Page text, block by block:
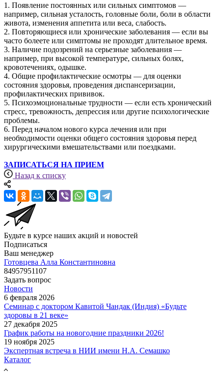
1. Появление постоянных или сильных симптомов —
например, сильная усталость, головные боли, боли в области
живота, изменения аппетита или веса, слабость.
2. Повторяющиеся или хронические заболевания — если вы
часто болеете или симптомы не проходят длительное время.
3. Наличие подозрений на серьезные заболевания —
например, при высокой температуре, сильных болях,
кровотечениях, одышке.
4. Общие профилактические осмотры — для оценки
состояния здоровья, проведения диспансеризации,
профилактических прививок.
5. Психоэмоциональные трудности — если есть хронический
стресс, тревожность, депрессия или другие психологические
проблемы.
6. Перед началом нового курса лечения или при
необходимости оценки общего состояния здоровья перед
хирургическими вмешательствами или поездками.
ЗАПИСАТЬСЯ НА ПРИЕМ
Назад к списку
Будьте в курсе наших акций и новостей
Подписаться
Ваш менеджер
Готовцева Алла Константиновна
84957951107
Задать вопрос
Новости
6 февраля 2026
Семинар с доктором Кавитой Чандак (Индия) «Будьте
здоровы в 21 веке»
27 декабря 2025
График работы на новогодние праздники 2026!
19 ноября 2025
Экспертная встреча в НИИ имени Н.А. Семашко
Каталог